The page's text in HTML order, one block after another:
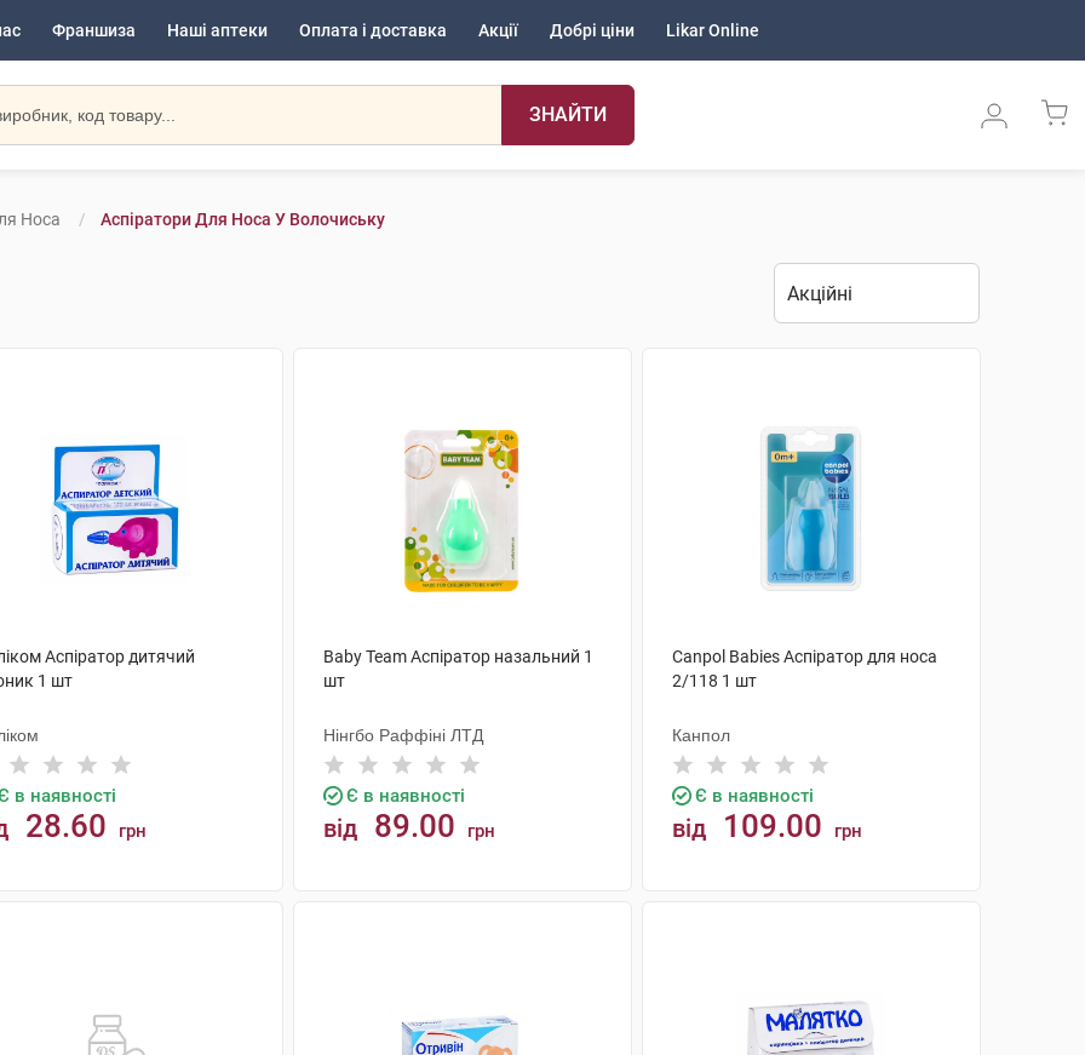
Франшиза Наші аптеки Оплата і доставка Акції Добрі ціни Likar Online
ЗНАЙТИ
Носа Аспіратори Для Носа У Волочиську
Аспіратор дитячий
1 шт
в наявності
28.60 грн
Baby Team Аспіратор назальний 1
шт
Нінгбо Раффіні ЛТД
Є в наявності
від 89.00 грн
Canpol Babies Аспіратор для носа
2/118 1 шт
Канпол
Є в наявності
від 109.00 грн